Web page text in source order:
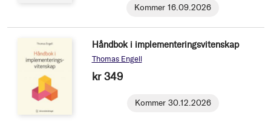
Kommer 16.09.2026
Håndbok i implementeringsvitenskap
Thomas Engell
kr 349
Kommer 30.12.2026